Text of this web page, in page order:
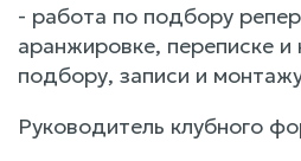
- работа по подбору
аранжировке, переписке
подбору, записи и
Руководитель клубного